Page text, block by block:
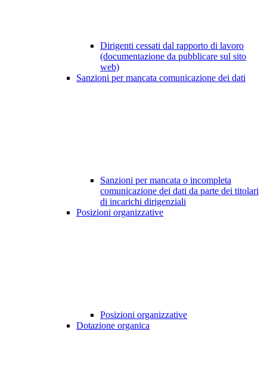
Dirigenti cessati dal rapporto di lavoro
(documentazione da pubblicare sul sito
web)
Sanzioni per mancata comunicazione dei dati
Sanzioni per mancata o incompleta
comunicazione dei dati da parte dei titolari
di incarichi dirigenziali
Posizioni organizzative
Posizioni organizzative
Dotazione organica